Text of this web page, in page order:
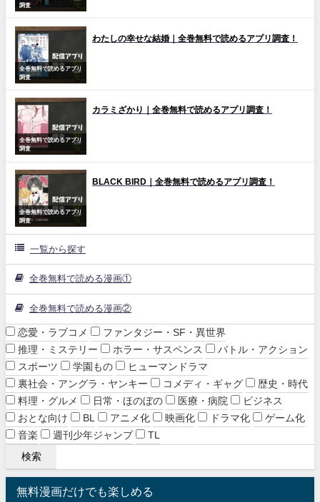
調査
全巻無料で読めるアプリ
調査
わたしの幸せな結婚｜全巻無料で読めるアプリ調査！
全巻無料で読めるアプリ
調査
カラミざかり｜全巻無料で読めるアプリ調査！
全巻無料で読めるアプリ
調査
BLACK BIRD｜全巻無料で読めるアプリ調査！
一覧から探す
全巻無料で読める漫画①
全巻無料で読める漫画②
恋愛・ラブコメ
ファンタジー・SF・異世界
推理・ミステリー
ホラー・サスペンス
バトル・アクション
スポーツ
学園もの
ヒューマンドラマ
裏社会・アングラ・ヤンキー
コメディ・ギャグ
歴史・時代
料理・グルメ
日常・ほのぼの 医療・病院
ビジネス
おとな向け
BL アニメ化 映画化 ドラマ化
ゲーム化
音楽
週刊少年ジャンプ TL
無料漫画だけでも楽しめる